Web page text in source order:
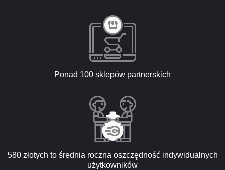
Ponad 100 sklepów partnerskich
580 złotych to średnia roczna oszczędność indywidualnych
użytkowników